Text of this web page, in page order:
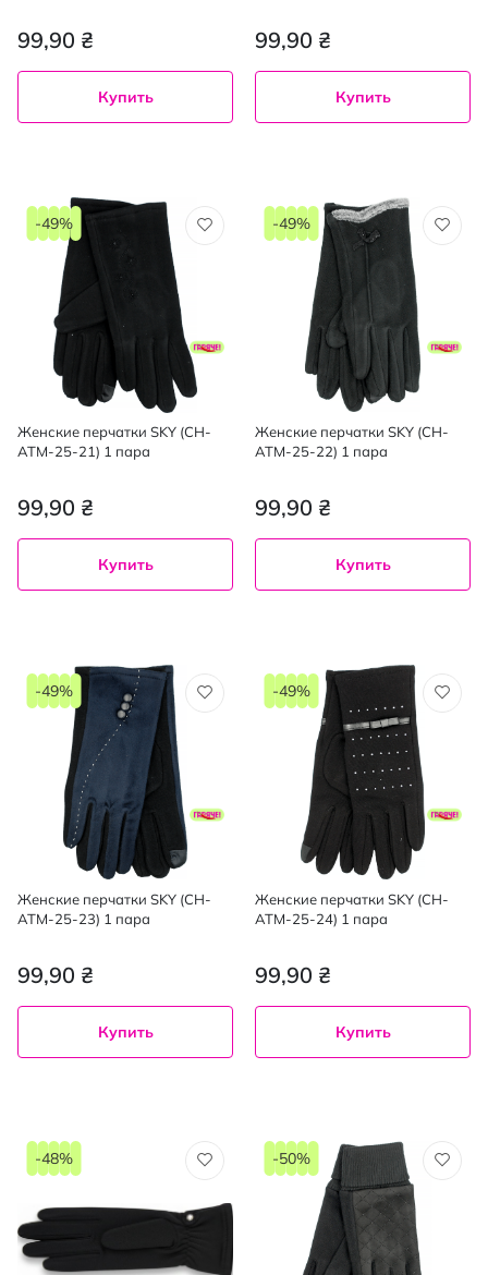
99,90 ₴
Купить
99,90 ₴
Купить
Женские перчатки SKY (CH-
ATM-25-21) 1 пара
99,90 ₴
-49%
Купить
Женские перчатки SKY (CH-
ATM-25-22) 1 пара
99,90 ₴
-49%
Купить
Женские перчатки SKY (CH-
ATM-25-23) 1 пара
99,90 ₴
-49%
Купить
Женские перчатки SKY (CH-
ATM-25-24) 1 пара
99,90 ₴
-49%
Купить
-48% -50%